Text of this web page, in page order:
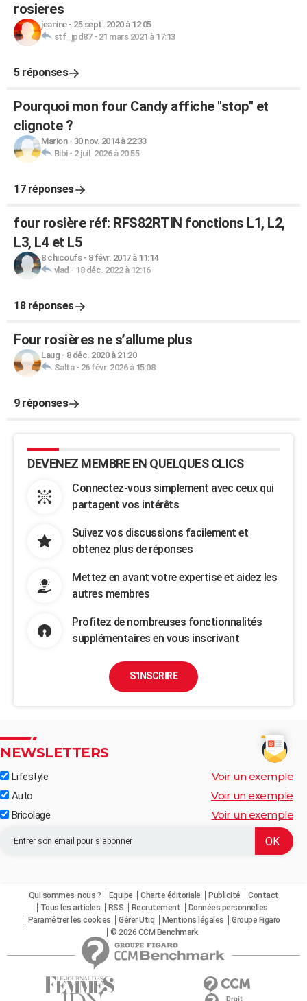
rosieres
jeanine- 25 sept. 2020 à 12:05
stf_jpd87- 21 mars 2021 à 17:13
5 réponses
Pourquoi mon four Candy affiche "stop" et
clignote ?
Marion- 30 nov. 2014 à 22:33
Bibi- 2 juil. 2026 à 20:55
17 réponses
four rosière réf: RFS82RTIN fonctions L1, L2,
L3, L4 et L5
8 chicoufs- 8 févr. 2017 à 11:14
vlad - 18 déc. 2022 à 12:16
18 réponses
Four rosières ne s’allume plus
Laug - 8 déc. 2020 à 21:20
Salta- 26 févr. 2026 à 15:08
9 réponses
DEVENEZ MEMBRE EN QUELQUES CLICS
Connectez-vous simplement avec ceux qui
partagent vos intérêts
Suivez vos discussions facilement et
obtenez plus de réponses
Mettez en avant votre expertise et aidez les
autres membres
Profitez de nombreuses fonctionnalités
supplémentaires en vous inscrivant
S'INSCRIRE
NEWSLETTERS
Lifestyle Voir un exemple
Auto Voir un exemple
Bricolage Voir un exemple
Qui sommes-nous ? Equipe Charte éditoriale Publicité
Contact
Tous les articles
RSS Recrutement
Données personnelles
Paramétrer les cookies
Gérer Utiq Mentions légales
Groupe Figaro
© 2026 CCM Benchmark